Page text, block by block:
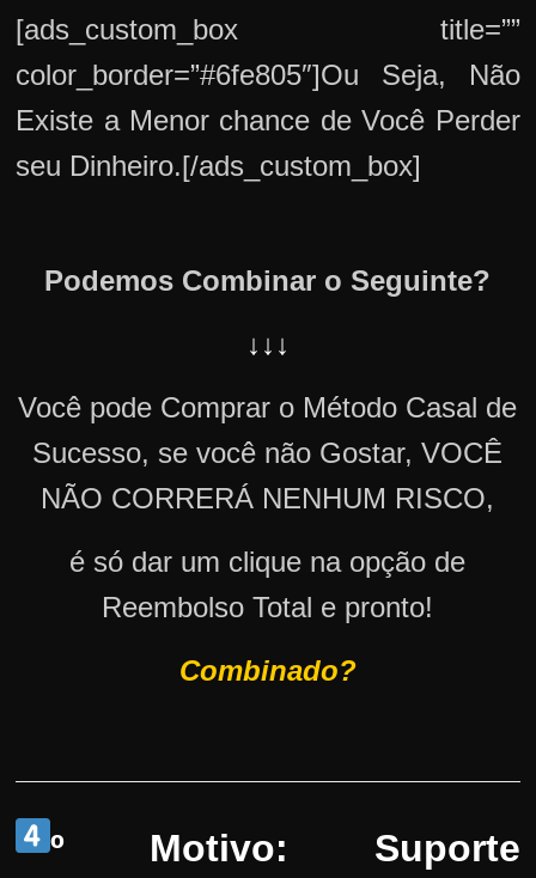
[ads_custom_box title=””
color_border=”#6fe805″]Ou Seja, Não
Existe a Menor chance de Você Perder
seu Dinheiro.[/ads_custom_box]
Podemos Combinar o Seguinte?
↓↓↓
Você pode Comprar o Método Casal de
Sucesso, se você não Gostar, VOCÊ
NÃO CORRERÁ NENHUM RISCO,
é só dar um clique na opção de
Reembolso Total e pronto!
Combinado?
º Motivo: Suporte